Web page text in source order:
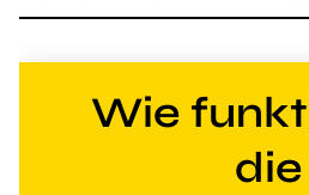
Wie
die